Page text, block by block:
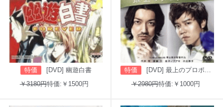
特価
[DVD] 幽遊白書
￥3180円特価:￥1500円
特価
[DVD] 最上のプロポーズ
￥2980円特価:￥1000円